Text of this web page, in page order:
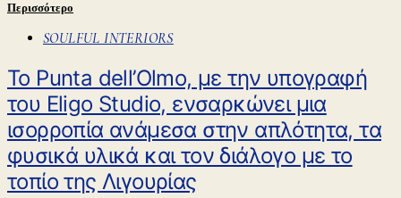
Περισσότερο
SOULFUL INTERIORS
Το Punta dell’Olmo, με την υπογραφή
του Eligo Studio, ενσαρκώνει μια
ισορροπία ανάμεσα στην απλότητα, τα
φυσικά υλικά και τον διάλογο με το
τοπίο της Λιγουρίας